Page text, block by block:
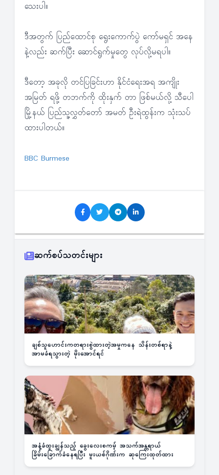
သေးပါ။
ဒီအတွက် ပြည်ထောင်စု ရွေးကောက်ပွဲ ကော်မရှင် အနေ
နဲ့လည်း ဆက်ပြီး ဆောင်ရွက်မှုတွေ လုပ်လို့မရပါ။
ဒီတော့ အခုလို တင်ပြခြင်းဟာ နိုင်ငံရေးအရ အကျိုး
အမြတ် ရဖို့ တဘက်ကို ထိုးနှက် တာ ဖြစ်မယ်လို့ သီပေါ
မြို့နယ် ပြည်သူ့လွှတ်တော် အမတ် ဦးရဲထွန်းက သုံးသပ်
ထားပါတယ်။
BBC Burmese
ဆက်စပ်သတင်းများ
ချစ်သူဟောင်းကတရားစွဲထားတဲ့အမှုကနေ သိန်းတစ်ရာနဲ့
အာမခံရသွားတဲ့ မိုးအောင်ရင်
အနံ့ခံထူးချွန်သည့် ခွေးလေးစကမ့် အသက်အန္တရာယ်
ခြိမ်းခြောက်ခံနေရပြီး မူးယစ်ဂိုဏ်းက ဆုကြေးထုတ်ထား